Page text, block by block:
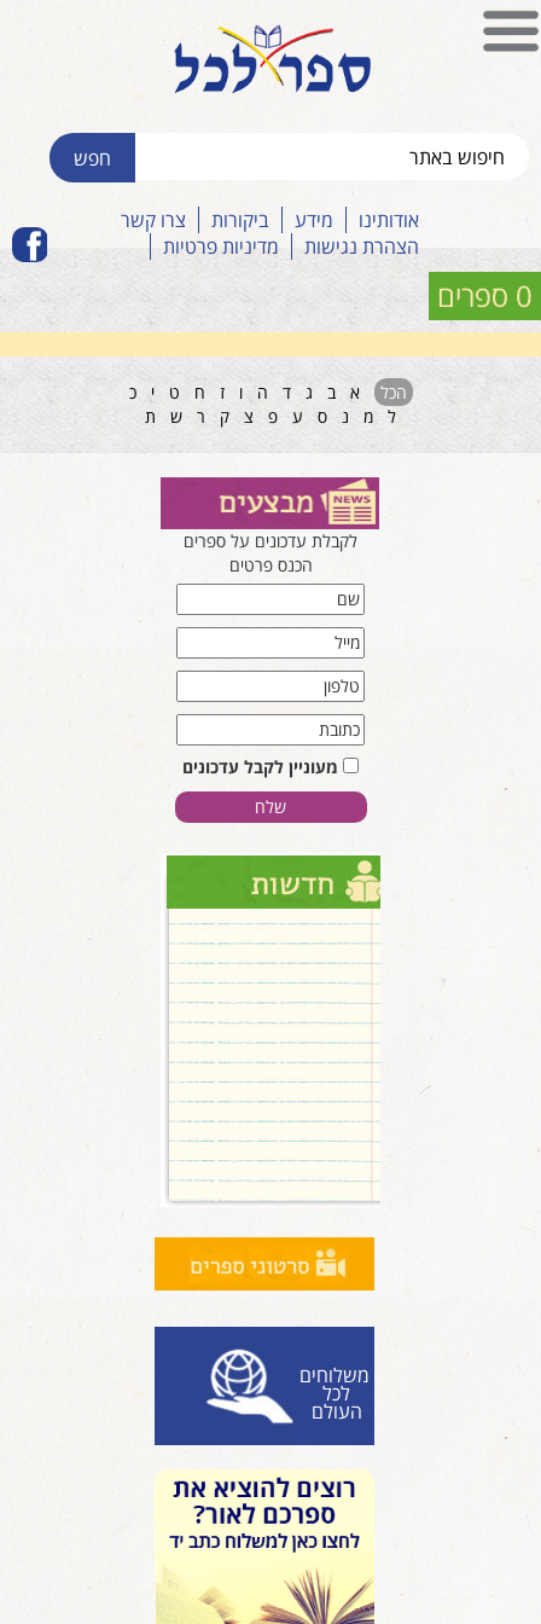
אודותינו מידע ביקורות
צרו קשר
הצהרת נגישות
מדיניות פרטיות
0 ספרים
הכל א ב ג ד ה ו ז ח ט י
כ
ל
מ נ ס ע פ צ ק ר ש ת
לקבלת עדכונים על ספרים
הכנס פרטים
מעוניין לקבל עדכונים
משלוחים
לכל
העולם